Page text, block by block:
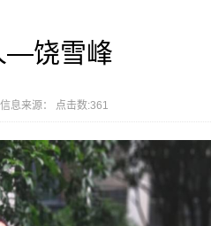
—饶雪峰
息来源： 点击数:361